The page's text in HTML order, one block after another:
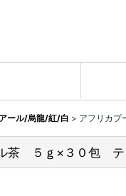
ール/烏龍/紅/白 > アフリカ
茶 ５ｇ×３０包 テ